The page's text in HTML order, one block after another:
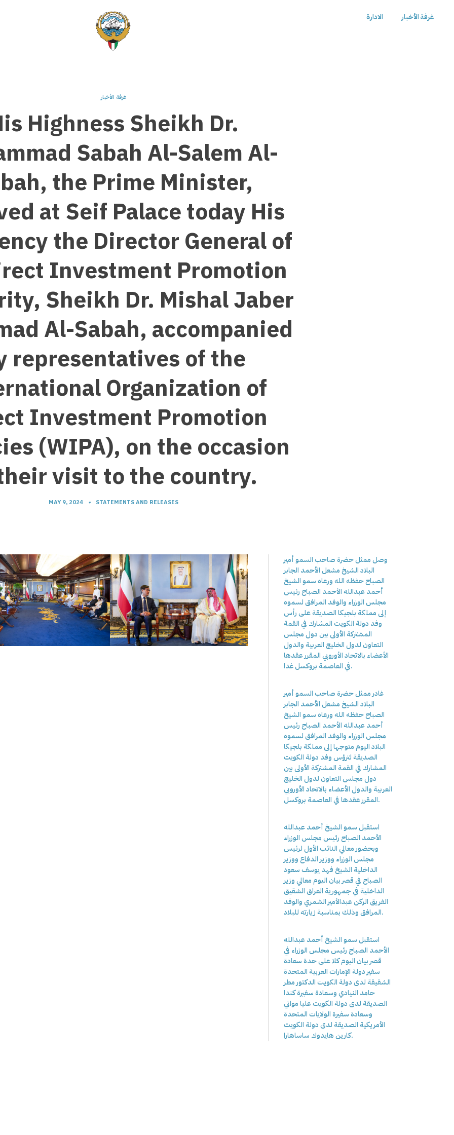
الادارة غرفة الأخبار
غرفة الأخبار
Highness Sheikh Dr.
Sabah Al-Salem Al-
the Prime Minister,
at Seif Palace today His
the Director General of
Investment Promotion
Sheikh Dr. Mishal Jaber
Al-Sabah, accompanied
representatives of the
Organization of
Investment Promotion
(WIPA), on the occasion
visit to the country.
MAY 9, 2024 • STATEMENTS AND RELEASES
وصل ممثل حضرة صاحب السمو أمير
البلاد الشيخ مشعل الأحمد الجابر
الصباح حفظه الله ورعاه سمو الشيخ
أحمد عبدالله الأحمد الصباح رئيس
مجلس الوزراء والوفد المرافق لسموه
إلى مملكة بلجيكا الصديقة على رأس
وفد دولة الكويت المشارك في القمة
المشتركة الأولى بين دول مجلس
التعاون لدول الخليج العربية والدول
الأعضاء بالاتحاد الأوروبي المقرر عقدها
في العاصمة بروكسل غدا.
غادر ممثل حضرة صاحب السمو أمير
البلاد الشيخ مشعل الأحمد الجابر
الصباح حفظه الله ورعاه سمو الشيخ
أحمد عبدالله الأحمد الصباح رئيس
مجلس الوزراء والوفد المرافق لسموه
البلاد اليوم متوجها إلى مملكة بلجيكا
الصديقة لترؤس وفد دولة الكويت
المشارك في القمة المشتركة الأولى بين
دول مجلس التعاون لدول الخليج
العربية والدول الأعضاء بالاتحاد الأوروبي
المقرر عقدها في العاصمة بروكسل.
استقبل سمو الشيخ أحمد عبدالله
الأحمد الصباح رئيس مجلس الوزراء
وبحضور معالي النائب الأول لرئيس
مجلس الوزراء ووزير الدفاع ووزير
الداخلية الشيخ فهد يوسف سعود
الصباح في قصر بيان اليوم معالي وزير
الداخلية في جمهورية العراق الشقيق
الفريق الركن عبدالأمير الشمري والوفد
المرافق وذلك بمناسبة زيارته للبلاد.
استقبل سمو الشيخ أحمد عبدالله
الأحمد الصباح رئيس مجلس الوزراء في
قصر بيان اليوم كلا على حدة سعادة
سفير دولة الإمارات العربية المتحدة
الشقيقة لدى دولة الكويت الدكتور مطر
حامد النيادي وسعادة سفيرة كندا
الصديقة لدى دولة الكويت عليا مواني
وسعادة سفيرة الولايات المتحدة
الأمريكية الصديقة لدى دولة الكويت
كارين هايدوك ساساهارا.